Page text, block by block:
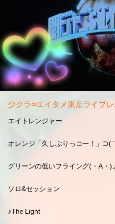
少クラ∞エイタメ東京ライブ
エイトレンジャー
オレンジ「久しぶりっコー！」⊃(
グリーンの低いフライング(・A・
ソロ&セッション
♪The Light